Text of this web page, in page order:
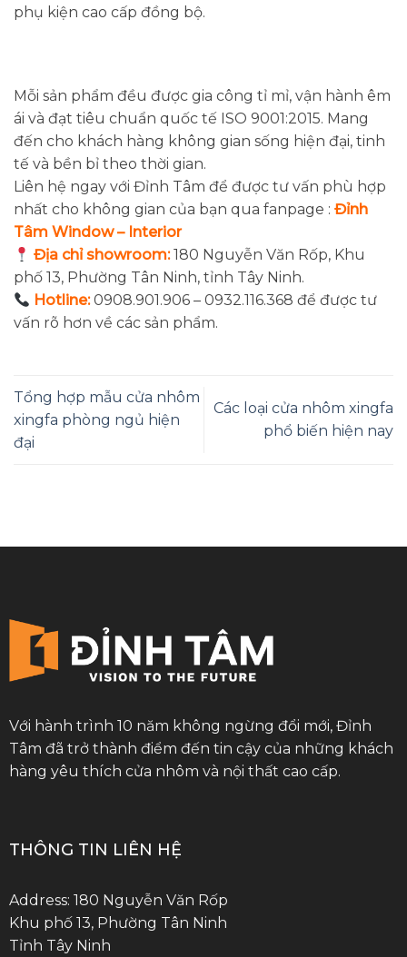
phụ kiện cao cấp đồng bộ.
Mỗi sản phẩm đều được gia công tỉ mỉ, vận hành êm
ái và đạt tiêu chuẩn quốc tế ISO 9001:2015. Mang
đến cho khách hàng không gian sống hiện đại, tinh
tế và bền bỉ theo thời gian.
Liên hệ ngay với Đỉnh Tâm để được tư vấn phù hợp
nhất cho không gian của bạn qua fanpage : Đỉnh
Tâm Window – Interior
Địa chỉ showroom:180 Nguyễn Văn Rốp, Khu
phố 13, Phường Tân Ninh, tỉnh Tây Ninh.
Hotline: 0908.901.906 – 0932.116.368 để được tư
vấn rõ hơn về các sản phẩm.
Tổng hợp mẫu cửa nhôm
xingfa phòng ngủ hiện
đại
Các loại cửa nhôm xingfa
phổ biến hiện nay
Với hành trình 10 năm không ngừng đổi mới, Đỉnh
Tâm đã trở thành điểm đến tin cậy của những khách
hàng yêu thích cửa nhôm và nội thất cao cấp.
THÔNG TIN LIÊN HỆ
Address: 180 Nguyễn Văn Rốp
Khu phố 13, Phường Tân Ninh
Tỉnh Tây Ninh